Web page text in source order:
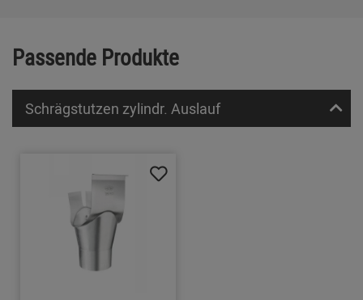
Passende Produkte
Schrägstutzen zylindr. Auslauf